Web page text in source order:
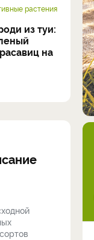
растения
из туи:
на